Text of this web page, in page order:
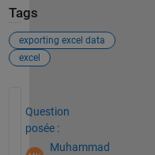
Tags
exporting excel data
excel
Question
posée :
Muhammad